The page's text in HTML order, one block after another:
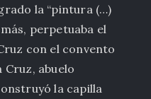
la “pintura (…)
perpetuaba el
con el convento
Cruz, abuelo
la capilla